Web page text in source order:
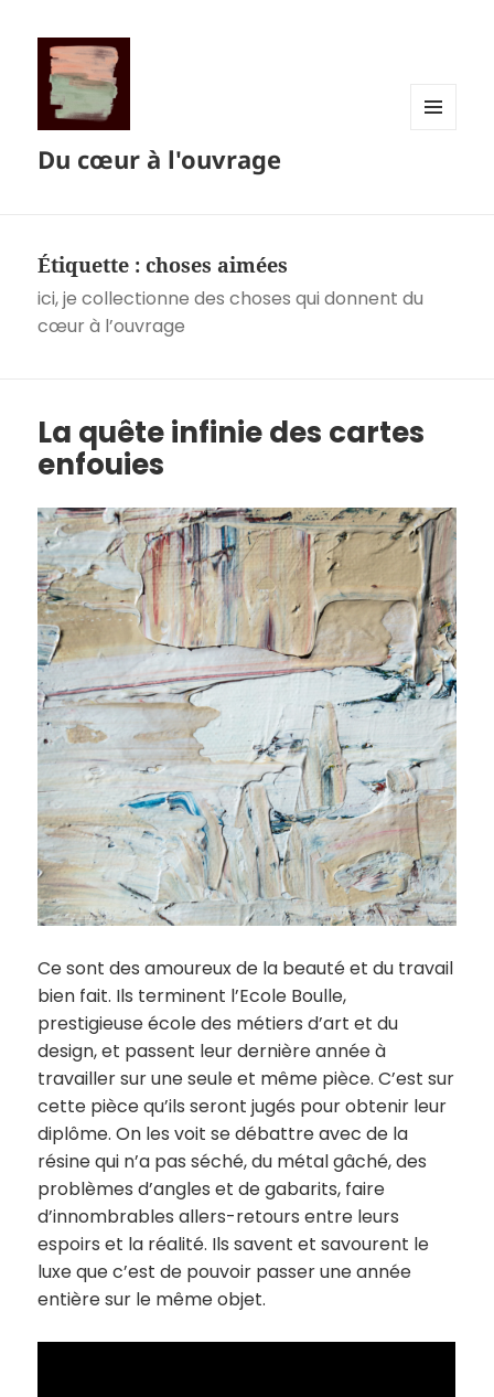
Du cœur à l'ouvrage
Étiquette :choses aimées
ici, je collectionne des choses qui donnent du
cœur à l’ouvrage
La quête infinie des cartes
enfouies
Ce sont des amoureux de la beauté et du travail
bien fait. Ils terminent l’Ecole Boulle,
prestigieuse école des métiers d’art et du
design, et passent leur dernière année à
travailler sur une seule et même pièce. C’est sur
cette pièce qu’ils seront jugés pour obtenir leur
diplôme. On les voit se débattre avec de la
résine qui n’a pas séché, du métal gâché, des
problèmes d’angles et de gabarits, faire
d’innombrables allers-retours entre leurs
espoirs et la réalité. Ils savent et savourent le
luxe que c’est de pouvoir passer une année
entière sur le même objet.